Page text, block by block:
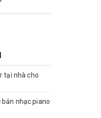
tại nhà cho
bản nhạc piano